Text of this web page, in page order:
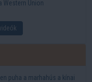
Western Union
puha a marhahús a kínai